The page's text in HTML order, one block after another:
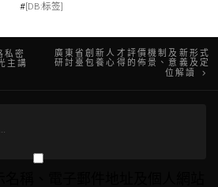
#[DB:标签]
私密
主講
廣東省創新人才評價機制及新形式
研討臺包養心得的佈景、意義及定
位解讀